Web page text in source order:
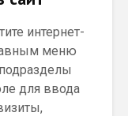
интернет-
меню
для ввода